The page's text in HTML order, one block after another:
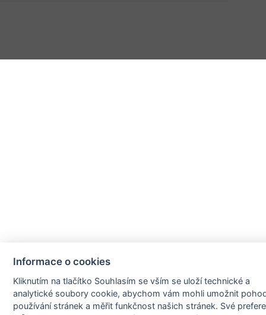
Informace o cookies
Kliknutím na tlačítko Souhlasím se vším se uloží technické a
analytické soubory cookie, abychom vám mohli umožnit
používání stránek a měřit funkčnost našich stránek. Své